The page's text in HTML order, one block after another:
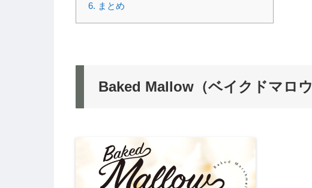
6. まとめ
Baked Mallow（ベイクドマロ